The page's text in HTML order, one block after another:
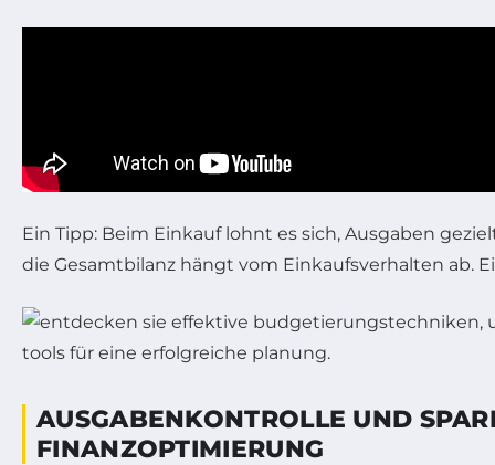
Ein Tipp: Beim Einkauf lohnt es sich, Ausgaben
die Gesamtbilanz hängt vom Einkaufsverhalten ab.
AUSGABENKONTROLLE UND
FINANZOPTIMIERUNG